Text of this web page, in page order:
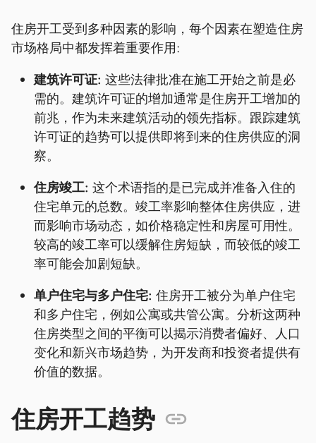
住房开工受到多种因素的影响，每个因素在塑造住房
市场格局中都发挥着重要作用:
建筑许可证: 这些法律批准在施工开始之前是必
需的。建筑许可证的增加通常是住房开工增加的
前兆，作为未来建筑活动的领先指标。跟踪建筑
许可证的趋势可以提供即将到来的住房供应的洞
察。
住房竣工: 这个术语指的是已完成并准备入住的
住宅单元的总数。竣工率影响整体住房供应，进
而影响市场动态，如价格稳定性和房屋可用性。
较高的竣工率可以缓解住房短缺，而较低的竣工
率可能会加剧短缺。
单户住宅与多户住宅: 住房开工被分为单户住宅
和多户住宅，例如公寓或共管公寓。分析这两种
住房类型之间的平衡可以揭示消费者偏好、人口
变化和新兴市场趋势，为开发商和投资者提供有
价值的数据。
住房开工趋势